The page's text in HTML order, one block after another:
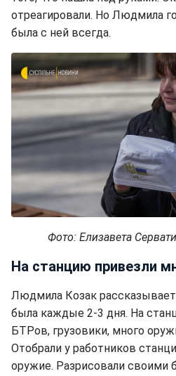
отреагировали. Но Людмила
была с ней всегда.
Фото: Елизавета
На станцию привезли
Людмила Козак
была каждые 2-3 дня. На
БТРов, грузовики, много
Отобрали у работников
оружие. Разрисовали своими